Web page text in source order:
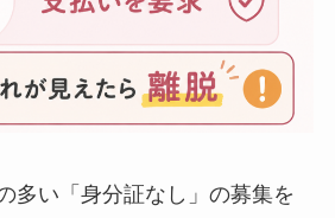
多い「身分証なし」の募集を